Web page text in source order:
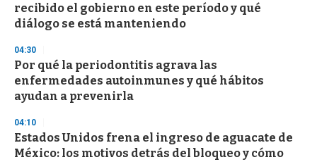
c
o
d
s
recibido el gobierno en este período y qué
diálogo se está manteniendo
04:30
Por qué la periodontitis agrava las
enfermedades autoinmunes y qué hábitos
ayudan a prevenirla
04:10
Estados Unidos frena el ingreso de aguacate de
México: los motivos detrás del bloqueo y cómo